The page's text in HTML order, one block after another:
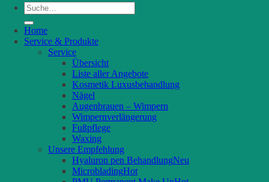
Suche
nach:
Home
Service & Produkte
Service
Übersicht
Liste aller Angebote
Kosmetik Luxusbehandlung
Nägel
Augenbrauen – Wimpern
Wimpernverlängerung
Fußpflege
Waxing
Unsere Empfehlung
Hyaluron pen Behandlung
Microblading